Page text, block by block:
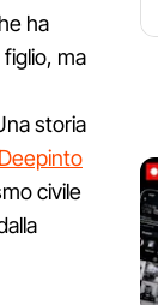
ha
ma
storia
civile